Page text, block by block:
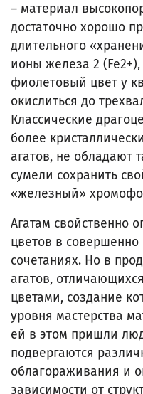
– материал
достаточно хорошо
длительного
ионы железа 2
фиолетовый цвет у
окислиться до
Классические
более
агатов, не обладают
сумели сохранить
«железный»
Агатам свойственно
цветов в
сочетаниях. Но в
агатов,
цветами, создание
уровня мастерства
ей в этом пришли
подвергаются
облагораживания и
зависимости от